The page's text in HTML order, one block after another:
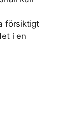
försiktigt
i en